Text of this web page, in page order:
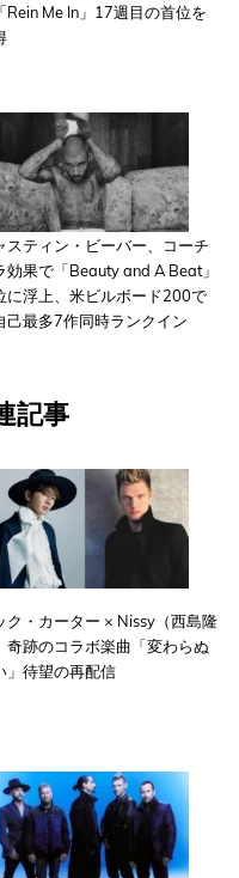
Rein Me In」17週目の首位を
スティン・ビーバー、コーチ
効果で「Beauty and A Beat」
に浮上、米ビルボード200で
己最多7作同時ランクイン
記事
ク・カーター × Nissy（西島隆
奇跡のコラボ楽曲「変わらぬ
」待望の再配信